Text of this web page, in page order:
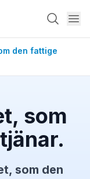
den fattige
som
som den